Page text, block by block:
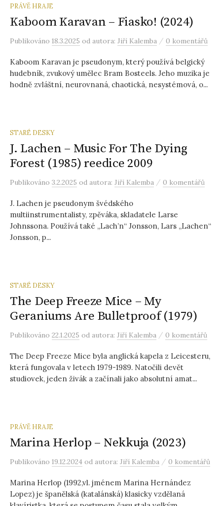
PRÁVĚ HRAJE
Kaboom Karavan – Fiasko! (2024)
Publikováno 18.3.2025 od autora: Jiří Kalemba / 0 komentářů
Kaboom Karavan je pseudonym, který používá belgický
hudebník, zvukový umělec Bram Bosteels. Jeho muzika je
hodně zvláštní, neurovnaná, chaotická, nesystémová, o...
STARÉ DESKY
J. Lachen – Music For The Dying
Forest (1985) reedice 2009
Publikováno 3.2.2025 od autora: Jiří Kalemba / 0 komentářů
J. Lachen je pseudonym švédského
multiinstrumentalisty, zpěváka, skladatele Larse
Johnssona. Používá také „Lach’n“ Jonsson, Lars „Lachen“
Jonsson, p...
STARÉ DESKY
The Deep Freeze Mice – My
Geraniums Are Bulletproof (1979)
Publikováno 22.1.2025 od autora: Jiří Kalemba / 0 komentářů
The Deep Freeze Mice byla anglická kapela z Leicesteru,
která fungovala v letech 1979-1989. Natočili devět
studiovek, jeden živák a začínali jako absolutní amat...
PRÁVĚ HRAJE
Marina Herlop – Nekkuja (2023)
Publikováno 19.12.2024 od autora: Jiří Kalemba / 0 komentářů
Marina Herlop (1992,vl. jménem Marina Hernández
Lopez) je španělská (katalánská) klasicky vzdělaná